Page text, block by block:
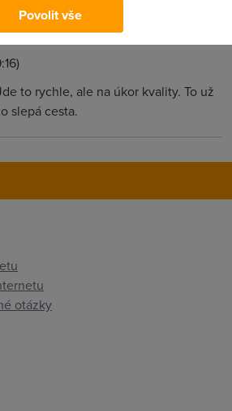
hlavu tak co !
to rychle, ale na úkor kvality. To už
slepá cesta.
otázky
Povolit vše